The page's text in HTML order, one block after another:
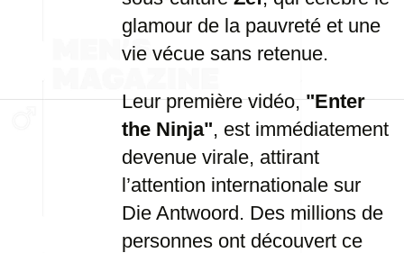
glamour de la pauvreté et une
vie vécue sans retenue.
Leur première vidéo,"Enter
the Ninja", est immédiatement
devenue virale, attirant
l’attention internationale sur
Die Antwoord. Des millions de
personnes ont découvert ce